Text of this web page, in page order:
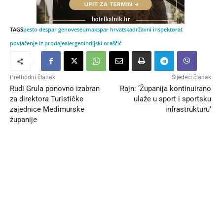
TAGSpesto despar genoveseumakspar hrvatskadržavni inspektorat
povlačenje iz prodajealergenindijski oraščić
Prethodni članak
Rudi Grula ponovno izabran
za direktora Turističke
zajednice Međimurske
županije
Sljedeći članak
Rajn: ‘Županija kontinuirano
ulaže u sport i sportsku
infrastrukturu’